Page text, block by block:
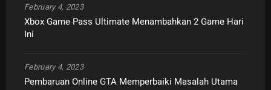
Xbox Game Pass Ultimate Menambahkan 2 Game Hari
Ini
February 4, 2023
Pembaruan Online GTA Memperbaiki Masalah Utama
February 4, 2023